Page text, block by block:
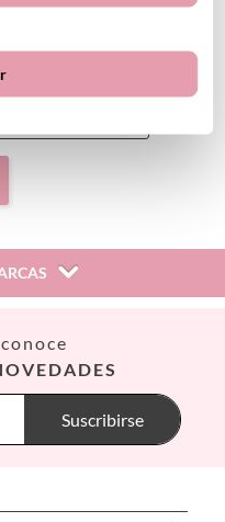
Suscribirse